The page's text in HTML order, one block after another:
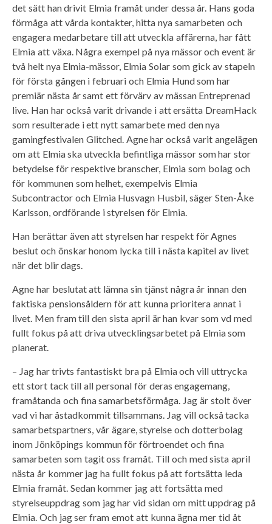
det sätt han drivit Elmia framåt under dessa år. Hans goda
förmåga att vårda kontakter, hitta nya samarbeten och
engagera medarbetare till att utveckla affärerna, har fått
Elmia att växa. Några exempel på nya mässor och event är
två helt nya Elmia-mässor, Elmia Solar som gick av stapeln
för första gången i februari och Elmia Hund som har
premiär nästa år samt ett förvärv av mässan Entreprenad
live. Han har också varit drivande i att ersätta DreamHack
som resulterade i ett nytt samarbete med den nya
gamingfestivalen Glitched. Agne har också varit angelägen
om att Elmia ska utveckla befintliga mässor som har stor
betydelse för respektive branscher, Elmia som bolag och
för kommunen som helhet, exempelvis Elmia
Subcontractor och Elmia Husvagn Husbil, säger Sten-Åke
Karlsson, ordförande i styrelsen för Elmia.
Han berättar även att styrelsen har respekt för Agnes
beslut och önskar honom lycka till i nästa kapitel av livet
när det blir dags.
Agne har beslutat att lämna sin tjänst några år innan den
faktiska pensionsåldern för att kunna prioritera annat i
livet. Men fram till den sista april är han kvar som vd med
fullt fokus på att driva utvecklingsarbetet på Elmia som
planerat.
– Jag har trivts fantastiskt bra på Elmia och vill uttrycka
ett stort tack till all personal för deras engagemang,
framåtanda och fina samarbetsförmåga. Jag är stolt över
vad vi har åstadkommit tillsammans. Jag vill också tacka
samarbetspartners, vår ägare, styrelse och dotterbolag
inom Jönköpings kommun för förtroendet och fina
samarbeten som tagit oss framåt. Till och med sista april
nästa år kommer jag ha fullt fokus på att fortsätta leda
Elmia framåt. Sedan kommer jag att fortsätta med
styrelseuppdrag som jag har vid sidan om mitt uppdrag på
Elmia. Och jag ser fram emot att kunna ägna mer tid åt